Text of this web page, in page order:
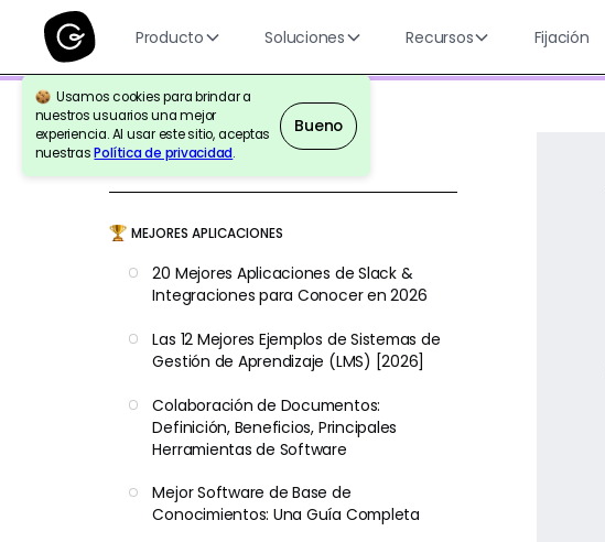
Producto Soluciones Recursos Fijación
Usamos cookies para brindar a
nuestros usuarios una mejor
experiencia. Al usar este sitio, aceptas
nuestrasPolítica de privacidad.
Bueno
Volver a la Referencia
MEJORES APLICACIONES
20 Mejores Aplicaciones de Slack &
Integraciones para Conocer en 2026
Las 12 Mejores Ejemplos de Sistemas de
Gestión de Aprendizaje (LMS) [2026]
Colaboración de Documentos:
Definición, Beneficios, Principales
Herramientas de Software
Mejor Software de Base de
Conocimientos: Una Guía Completa